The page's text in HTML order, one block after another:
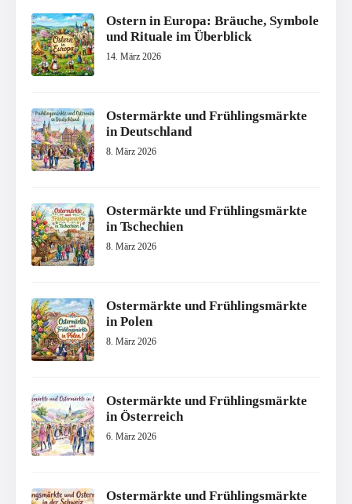
Ostern in Europa: Bräuche, Symbole
und Rituale im Überblick
14. März 2026
Ostermärkte und Frühlingsmärkte
in Deutschland
8. März 2026
Ostermärkte und Frühlingsmärkte
in Tschechien
8. März 2026
Ostermärkte und Frühlingsmärkte
in Polen
8. März 2026
Ostermärkte und Frühlingsmärkte
in Österreich
6. März 2026
Ostermärkte und Frühlingsmärkte